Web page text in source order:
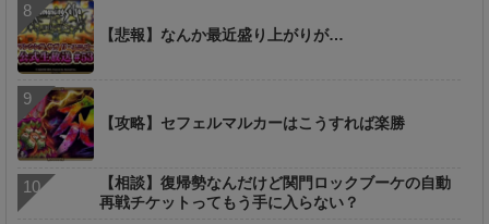
【悲報】なんか最近盛り上がりが…
【攻略】セフェルマルカーはこうすれば楽勝
【相談】復帰勢なんだけど関門ロックブーケの自動
再戦チケットってもう手に入らない？